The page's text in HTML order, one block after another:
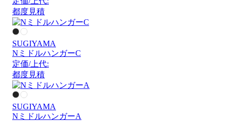
都度見積
SUGIYAMA
NミドルハンガーC
定価/上代:
都度見積
SUGIYAMA
NミドルハンガーA